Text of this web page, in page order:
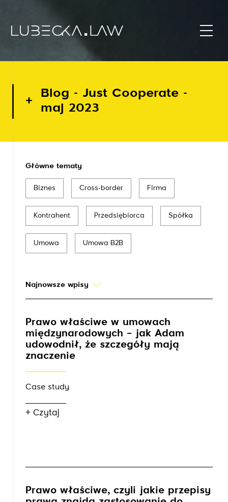
Blog - Just Cooperate -
maj 2023
Główne tematy
Biznes Cross-border Firma
Kontrahent Przedsiębiorca Spółka
Umowa Umowa B2B
Najnowsze wpisy
Prawo właściwe w umowach
międzynarodowych – jak Adam
udowodnił, że szczegóły mają
znaczenie
Case study
+ Czytaj
Prawo właściwe, czyli jakie przepisy